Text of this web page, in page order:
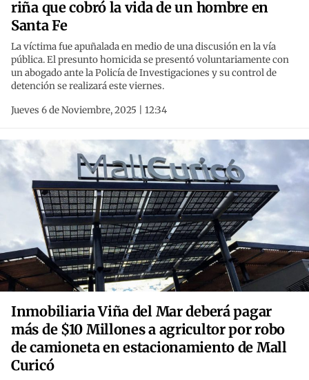
riña que cobró la vida de un hombre en
Santa Fe
La víctima fue apuñalada en medio de una discusión en la vía
pública. El presunto homicida se presentó voluntariamente con
un abogado ante la Policía de Investigaciones y su control de
detención se realizará este viernes.
Jueves 6 de Noviembre, 2025 | 12:34
Inmobiliaria Viña del Mar deberá pagar
más de $10 Millones a agricultor por robo
de camioneta en estacionamiento de Mall
Curicó